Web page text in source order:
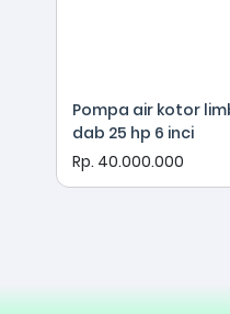
Pompa air kotor
dab 25 hp 6 inci
Rp. 40.000.000